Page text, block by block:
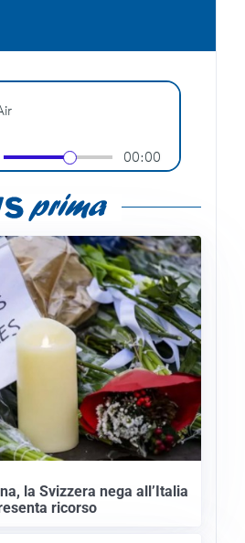
la Svizzera nega all’Italia
ricorso